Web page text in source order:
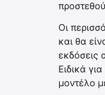
Οι
και θα
εκδόσεις
Ειδικά
μοντέλο